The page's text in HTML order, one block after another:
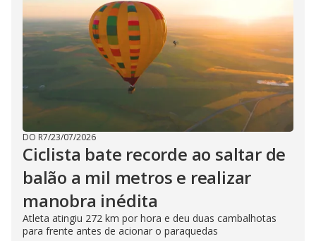
DO R7/23/07/2026
Ciclista bate recorde ao saltar de
balão a mil metros e realizar
manobra inédita
Atleta atingiu 272 km por hora e deu duas cambalhotas
para frente antes de acionar o paraquedas